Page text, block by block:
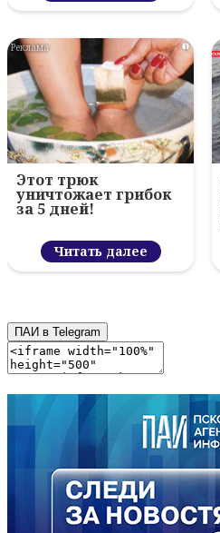
i
Этот трюк
уничтожает грибок
за 5 дней!
Читать далее
ПАИ в Telegram